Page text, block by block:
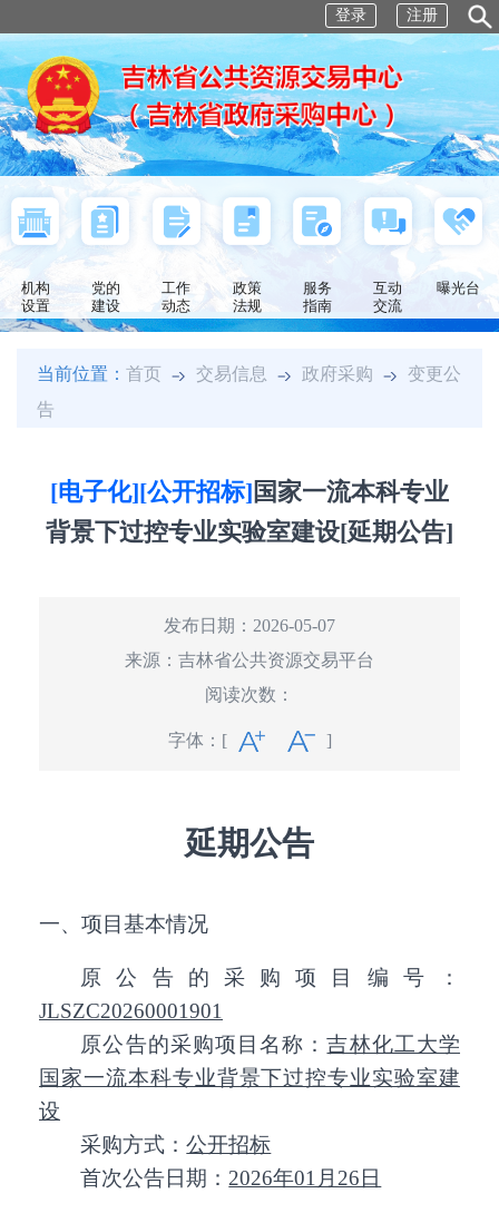
登录 注册
机构
设置
党的
建设
工作
动态
政策
法规
服务
指南
互动
交流
曝光台
当前位置：首页 交易信息 政府采购
变更公
告
[电子化][公开招标] 国家一流本科专业
背景下过控专业实验室建设[延期公告]
发布日期：2026-05-07
来源： 吉林省公共资源交易平台
阅读次数：
字体： [ ]
延期公告
一、项目基本情况
原公告的采购项目编号：
JLSZC20260001901
原公告的采购项目名称：吉林化工大学
国家一流本科专业背景下过控专业实验室建
设
采购方式：公开招标
首次公告日期： 2026年01月26日